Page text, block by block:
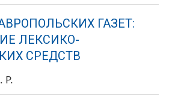
ГАЗЕТ:
ЛЕКСИКО-
СРЕДСТВ
Р.